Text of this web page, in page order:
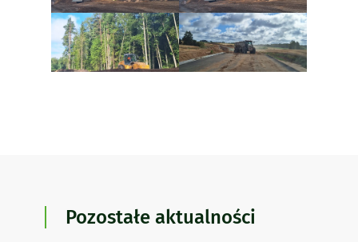
Pozostałe aktualności